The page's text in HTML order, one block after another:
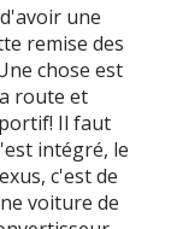
une
remise des
chose est
route et
Il faut
intégré, le
c'est de
voiture de